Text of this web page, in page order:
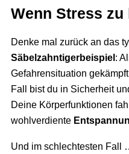
Wenn Stress zu
Denke mal zurück an das
Säbelzahntigerbeispiel:
Gefahrensituation
Fall bist du in Sicherheit
Deine Körperfunktionen
wohlverdiente
Und im schlechtesten Fall